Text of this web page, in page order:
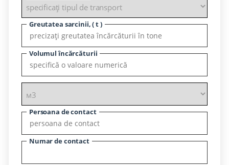
Greutatea sarcinii, ( t )
Volumul încărcăturii
Persoana de contact
Numar de contact